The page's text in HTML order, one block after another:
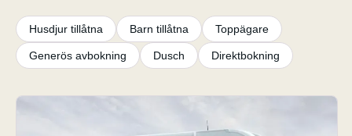
Husdjur tillåtna Barn tillåtna Toppägare
Generös avbokning Dusch Direktbokning